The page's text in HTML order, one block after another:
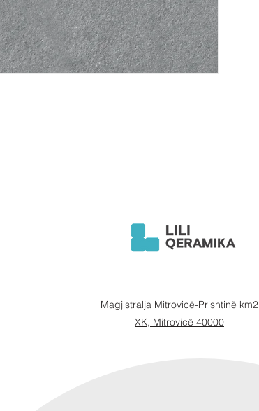
Magjistralja Mitrovicë-Prishtinë km2
XK, Mitrovicë 40000